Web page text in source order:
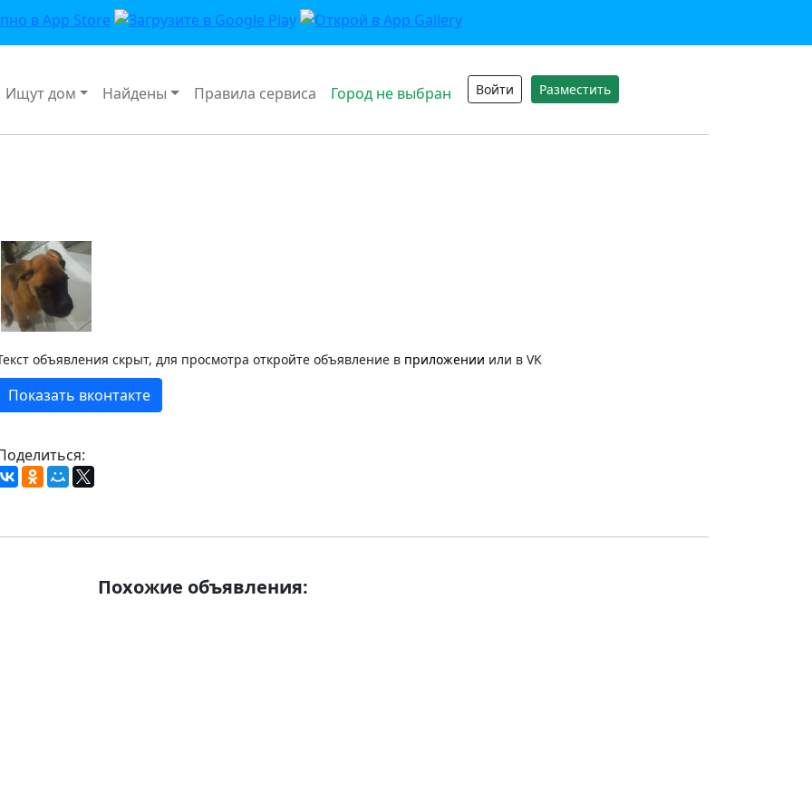
Ищут дом Найдены Правила сервиса Город не выбран Войти Разместить
объявления скрыт, для просмотра откройте объявление в приложении или в VK
Показать вконтакте
Похожие объявления: